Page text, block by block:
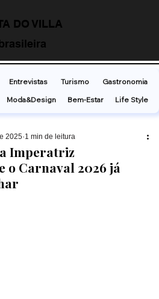
DO VILLA
Imperatriz
o Carnaval 2026 já
2025 1 min de leitura
Entrevistas Turismo
Gastronomia
Moda&Design Bem-Estar Life Style